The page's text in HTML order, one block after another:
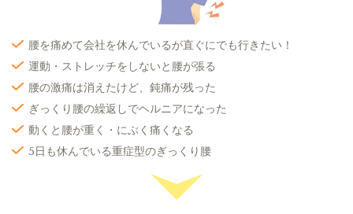
腰を痛めて会社を休んでいるが直ぐにでも行きたい！
運動・ストレッチをしないと腰が張る
腰の激痛は消えたけど、鈍痛が残った
ぎっくり腰の繰返しでヘルニアになった
動くと腰が重く・にぶく痛くなる
5日も休んでいる重症型のぎっくり腰